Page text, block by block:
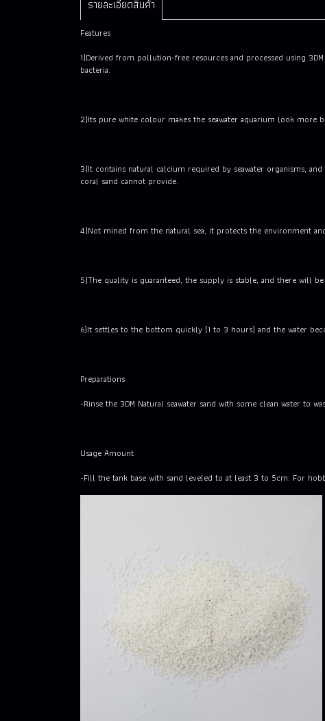
รายละเอียดสินค้า
Features
1)Derived from pollution-free resources and processed using
bacteria.
2)Its pure white colour makes the seawater aquarium look
3)It contains natural calcium required by seawater organisms,
coral sand cannot provide.
4)Not mined from the natural sea, it protects the environment
5)The quality is guaranteed, the supply is stable, and there will
6)It settles to the bottom quickly (1 to 3 hours) and the water
Preparations
-Rinse the 3DM Natural seawater sand with some clean water to
Usage Amount
-Fill the tank base with sand leveled to at least 3 to 5cm. For